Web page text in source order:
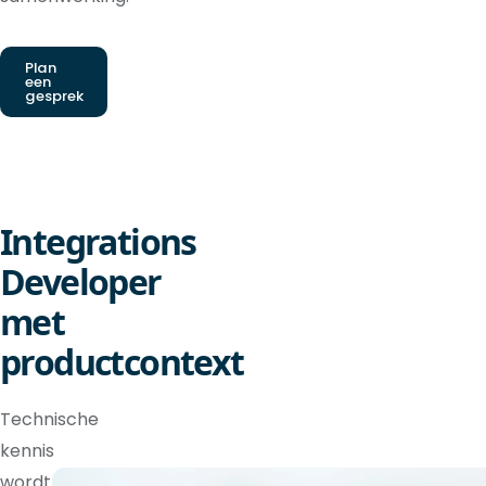
Plan
een
gesprek
Integrations
Developer
met
productcontext
Technische
kennis